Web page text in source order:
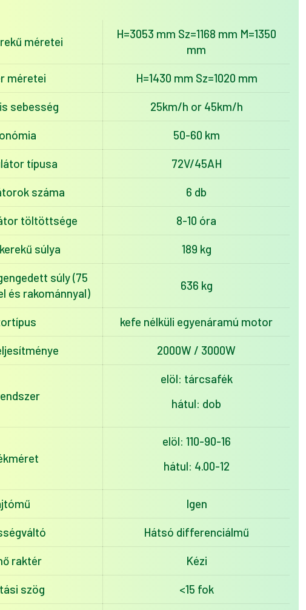
méretei
H=3053 mm Sz=1168 mm M=1350
mm
méretei H=1430 mm Sz=1020 mm
sebesség 25km/h or 45km/h
50-60 km
típusa 72V/45AH
száma 6 db
töltöttsége 8-10 óra
súlya 189 kg
súly (75
és rakománnyal)
636 kg
kefe nélküli egyenáramú motor
2000W / 3000W
elöl: tárcsafék
hátul: dob
elöl: 110-90-16
hátul: 4.00-12
Igen
Hátsó differenciálmű
raktér Kézi
szög <15 fok